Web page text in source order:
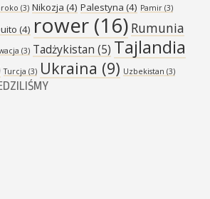
(3) Nikozja (4) Palestyna (4) Pamir (3)
(4) rower (16) Rumunia
(3) Tadżykistan (5) Tajlandia
Turcja (3) Ukraina (9) Uzbekistan (3)